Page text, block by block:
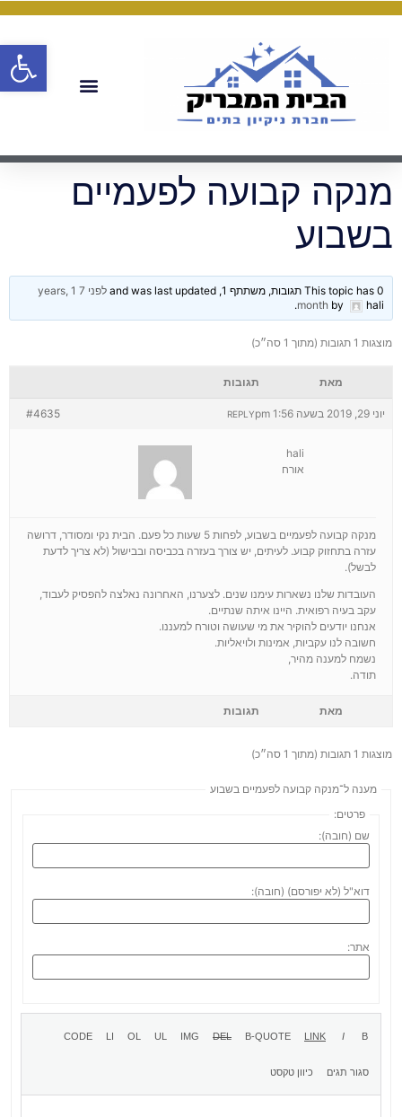
מנקה קבועה לפעמיים
בשבוע
This topic has 0 תגובות, משתתף 1, and was last updated
לפני 7 years, 1
monthby hali
.
מוצגות 1 תגובות (מתוך 1 סה״כ)
מאת תגובות
יוני 29, 2019 בשעה 1:56 pm #4635 REPLY
hali
אורח
מנקה קבועה לפעמיים בשבוע, לפחות 5 שעות כל פעם. הבית נקי ומסודר, דרושה
עזרה בתחזוק קבוע. לעיתים, יש צורך בעזרה בכביסה ובבישול (לא צריך לדעת
לבשל).
העובדות שלנו נשארות עימנו שנים. לצערנו, האחרונה נאלצה להפסיק לעבוד,
עקב בעיה רפואית. היינו איתה שנתיים.
אנחנו יודעים להוקיר את מי שעושה וטורח למעננו.
חשובה לנו עקביות, אמינות ולויאליות.
נשמח למענה מהיר,
תודה.
מאת תגובות
מוצגות 1 תגובות (מתוך 1 סה״כ)
מענה ל־מנקה קבועה לפעמיים בשבוע
פרטים:
שם (חובה):
דוא"ל (לא יפורסם) (חובה):
אתר: